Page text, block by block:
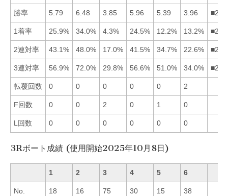
勝率 5.79 6.48 3.85 5.96 5.39 3.96
1着率 25.9% 34.0% 4.3% 24.5% 12.2% 13.2%
2連対率 43.1% 48.0% 17.0% 41.5% 34.7% 22.6%
3連対率 56.9% 72.0% 29.8% 56.6% 51.0% 34.0%
転覆回数 0 0 0 0 0 2
F回数 0 0 2 0 1 0
L回数 0 0 0 0 0 0
3Rボート成績 (使用開始2025年10月8日)
1 2 3 4 5 6
No. 18 16 75 30 15 38